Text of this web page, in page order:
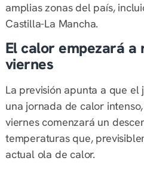
amplias zonas del país,
Castilla-La Mancha.
El calor empezará
viernes
La previsión apunta a que el
una jornada de calor
viernes comenzará un
temperaturas que,
actual ola de calor.